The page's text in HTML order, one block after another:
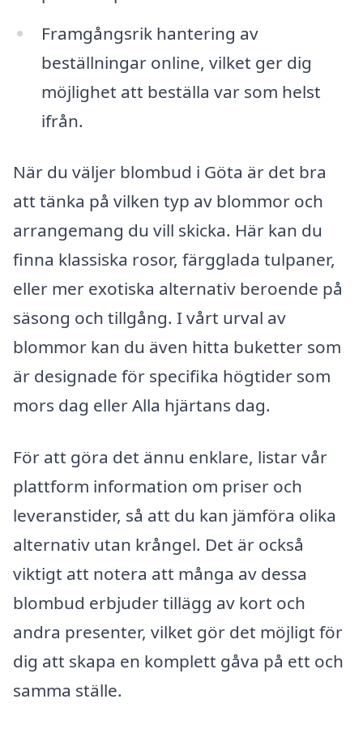
Framgångsrik hantering av
beställningar online, vilket ger dig
möjlighet att beställa var som helst
ifrån.
När du väljer blombud i Göta är det bra
att tänka på vilken typ av blommor och
arrangemang du vill skicka. Här kan du
finna klassiska rosor, färgglada tulpaner,
eller mer exotiska alternativ beroende på
säsong och tillgång. I vårt urval av
blommor kan du även hitta buketter som
är designade för specifika högtider som
mors dag eller Alla hjärtans dag.
För att göra det ännu enklare, listar vår
plattform information om priser och
leveranstider, så att du kan jämföra olika
alternativ utan krångel. Det är också
viktigt att notera att många av dessa
blombud erbjuder tillägg av kort och
andra presenter, vilket gör det möjligt för
dig att skapa en komplett gåva på ett och
samma ställe.